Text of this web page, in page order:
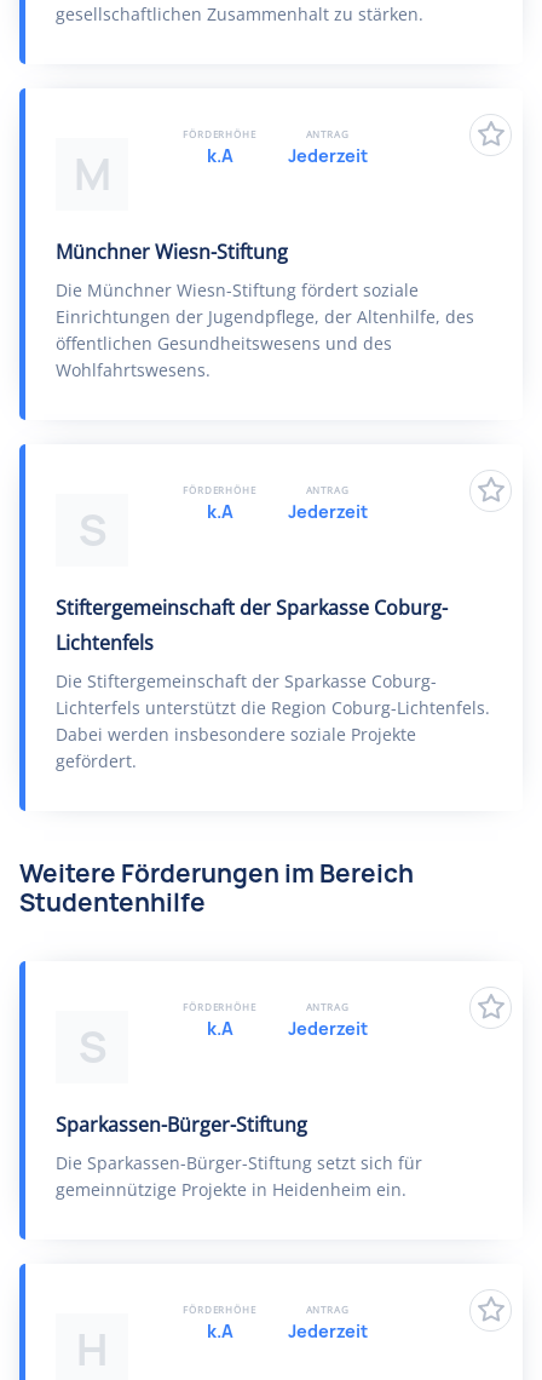
gesellschaftlichen Zusammenhalt zu stärken.
M
Münchner Wiesn-Stiftung
Die Münchner Wiesn-Stiftung fördert soziale
Einrichtungen der Jugendpflege, der Altenhilfe, des
öffentlichen Gesundheitswesens und des
Wohlfahrtswesens.
FÖRDERHÖHE
k.A
ANTRAG
Jederzeit
S
Stiftergemeinschaft der Sparkasse Coburg-
Lichtenfels
Die Stiftergemeinschaft der Sparkasse Coburg-
Lichterfels unterstützt die Region Coburg-Lichtenfels.
Dabei werden insbesondere soziale Projekte
gefördert.
FÖRDERHÖHE
k.A
ANTRAG
Jederzeit
Weitere Förderungen im Bereich
Studentenhilfe
S
Sparkassen-Bürger-Stiftung
Die Sparkassen-Bürger-Stiftung setzt sich für
gemeinnützige Projekte in Heidenheim ein.
FÖRDERHÖHE
k.A
ANTRAG
Jederzeit
H
FÖRDERHÖHE
k.A
ANTRAG
Jederzeit